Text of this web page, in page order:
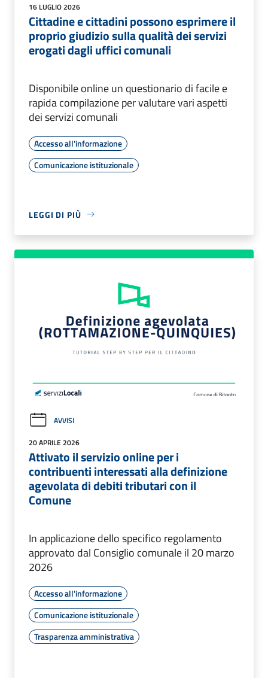
16 LUGLIO 2026
Cittadine e cittadini possono esprimere il
proprio giudizio sulla qualità dei servizi
erogati dagli uffici comunali
Disponibile online un questionario di facile e
rapida compilazione per valutare vari aspetti
dei servizi comunali
Accesso all'informazione
Comunicazione istituzionale
LEGGI DI PIÙ
AVVISI
20 APRILE 2026
Attivato il servizio online per i
contribuenti interessati alla definizione
agevolata di debiti tributari con il
Comune
In applicazione dello specifico regolamento
approvato dal Consiglio comunale il 20 marzo
2026
Accesso all'informazione
Comunicazione istituzionale
Trasparenza amministrativa